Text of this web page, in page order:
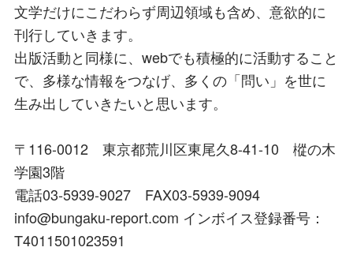
文学だけにこだわらず周辺領域も含め、意欲的に
刊行していきます。
出版活動と同様に、webでも積極的に活動すること
で、多様な情報をつなげ、多くの「問い」を世に
生み出していきたいと思います。
〒116-0012 東京都荒川区東尾久8-41-10 樅の木
学園3階
電話03-5939-9027 FAX03-5939-9094
info@bungaku-report.com インボイス登録番号：
T4011501023591